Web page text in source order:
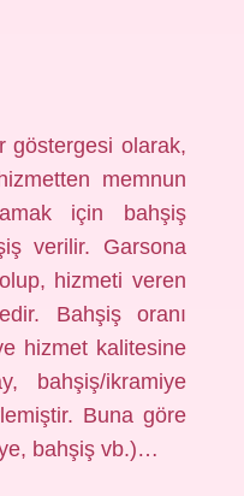
göstergesi olarak,
memnun
için bahşiş
verilir. Garsona
hizmeti veren
Bahşiş oranı
hizmet kalitesine
bahşiş/ikramiye
Buna göre
bahşiş vb.)…